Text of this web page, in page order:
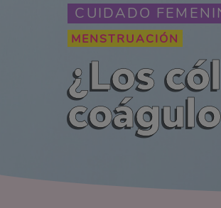
CUIDADO
MENSTRUACIÓN
¿Los